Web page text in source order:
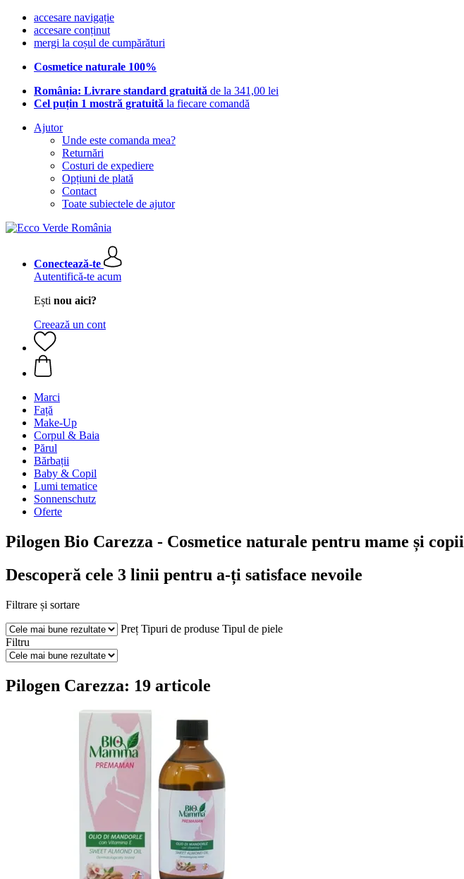
accesare navigație
accesare conținut
mergi la coșul de cumpărături
Cosmetice naturale 100%
România: Livrare standard gratuită de la 341,00 lei
Cel puțin 1 mostră gratuită la fiecare comandă
Ajutor
Unde este comanda mea?
Returnări
Costuri de expediere
Opțiuni de plată
Contact
Toate subiectele de ajutor
Conectează-te
Autentifică-te acum
Ești nou aici?
Creează un cont
Marci
Față
Make-Up
Corpul & Baia
Părul
Bărbații
Baby & Copil
Lumi tematice
Sonnenschutz
Oferte
Pilogen Bio Carezza - Cosmetice naturale pentru mame și copii
Descoperă cele 3 linii pentru a-ți satisface nevoile
Filtrare și sortare
Preț Tipuri de produse Tipul de piele
Filtru
Pilogen Carezza: 19 articole